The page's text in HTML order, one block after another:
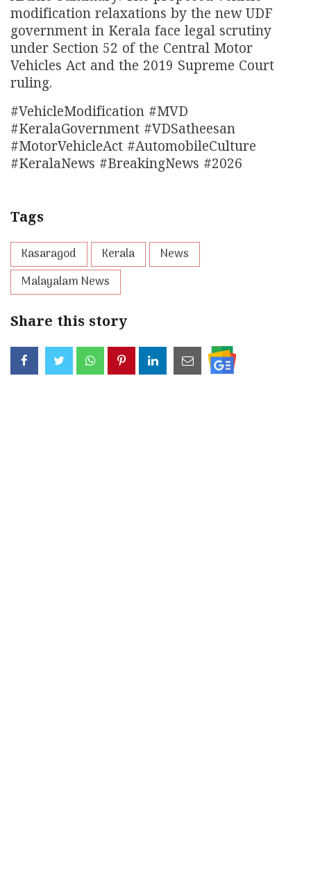
modification relaxations by the new UDF
government in Kerala face legal scrutiny
under Section 52 of the Central Motor
Vehicles Act and the 2019 Supreme Court
ruling.
#VehicleModification #MVD
#KeralaGovernment #VDSatheesan
#MotorVehicleAct #AutomobileCulture
#KeralaNews #BreakingNews #2026
Tags
Kasaragod Kerala
News
Malayalam News
Share this story